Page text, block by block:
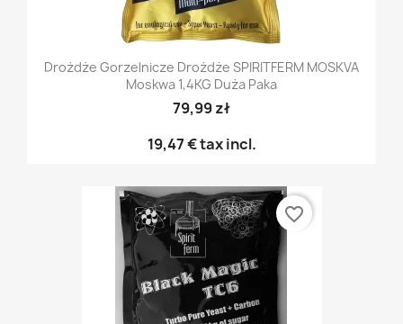
Drożdże Gorzelnicze Drożdże SPIRITFERM MOSKVA
Moskwa 1,4KG Duża Paka
79,99 zł
19,47 €tax incl.
favorite_border